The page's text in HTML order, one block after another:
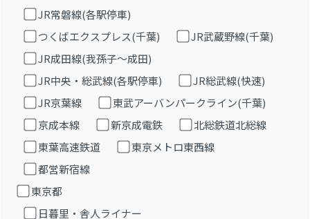
JR常磐線(各駅停車)
つくばエクスプレス(千葉)
JR武蔵野線(千葉)
JR成田線(我孫子～成田)
JR中央・総武線(各駅停車)
JR総武線(快速)
JR京葉線
東武アーバンパークライン(千葉)
京成本線
新京成電鉄
北総鉄道北総線
東葉高速鉄道
東京メトロ東西線
都営新宿線
東京都
日暮里・舎人ライナー